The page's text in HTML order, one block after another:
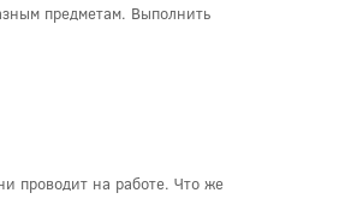
предметам. Выполнить
проводит на работе. Что же